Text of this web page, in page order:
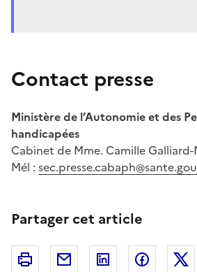
Contact presse
Ministère de l’Autonomie et des
handicapées
Cabinet de Mme. Camille
Mél :
Partager cet article
Imprimer Courriel Linkedin